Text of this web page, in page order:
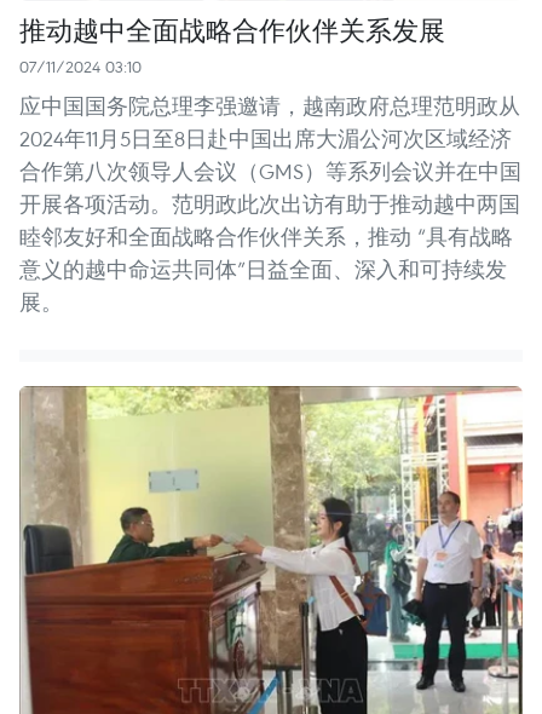
推动越中全面战略合作伙伴关系发展
07/11/2024 03:10
应中国国务院总理李强邀请，越南政府总理范明政从
2024年11月5日至8日赴中国出席大湄公河次区域经济
合作第八次领导人会议（GMS）等系列会议并在中国
开展各项活动。范明政此次出访有助于推动越中两国
睦邻友好和全面战略合作伙伴关系，推动 “具有战略
意义的越中命运共同体”日益全面、深入和可持续发
展。